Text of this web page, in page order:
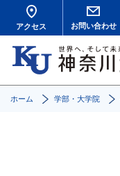
アクセス お問い合わせ
ホーム 学部・大学院